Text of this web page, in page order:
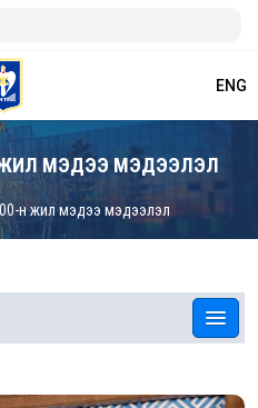
ENG
ЖИЛ МЭДЭЭ МЭДЭЭЛЭЛ
н жил мэдээ мэдээлэл